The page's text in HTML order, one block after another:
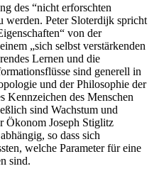
des “nicht erforschten
werden. Peter Sloterdijk spricht
von der
„sich selbst verstärkenden
Lernen und die
sind generell in
und der Philosophie der
Kennzeichen des Menschen
sind Wachstum und
Ökonom Joseph Stiglitz
so dass sich
welche Parameter für eine
sind.